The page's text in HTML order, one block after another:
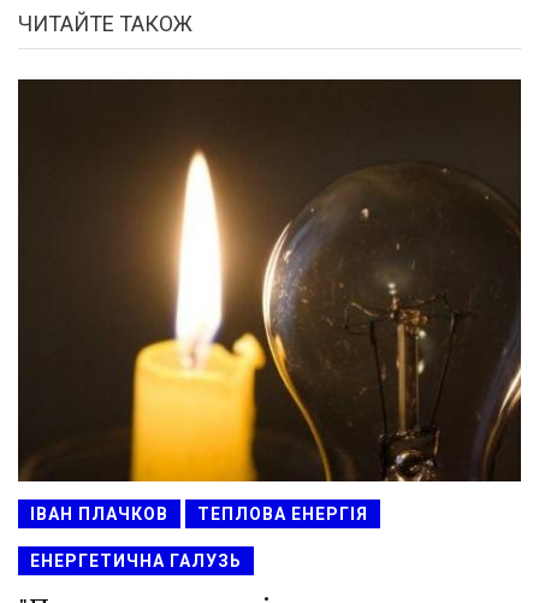
ЧИТАЙТЕ ТАКОЖ
ІВАН ПЛАЧКОВ ТЕПЛОВА ЕНЕРГІЯ
ЕНЕРГЕТИЧНА ГАЛУЗЬ